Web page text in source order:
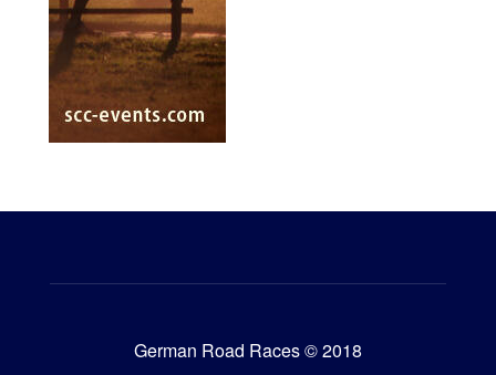
German Road Races © 2018